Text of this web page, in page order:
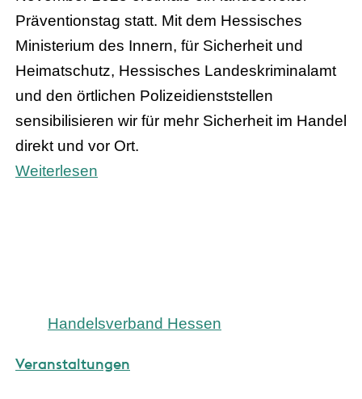
Präventionstag statt. Mit dem Hessisches
Ministerium des Innern, für Sicherheit und
Heimatschutz, Hessisches Landeskriminalamt
und den örtlichen Polizeidienststellen
sensibilisieren wir für mehr Sicherheit im Handel
direkt und vor Ort.
Weiterlesen
Handelsverband Hessen
Veranstaltungen